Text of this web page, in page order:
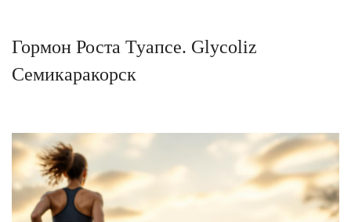
Гормон Роста Туапсе. Glycoliz
Семикаракорск